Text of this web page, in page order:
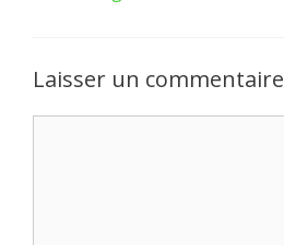
Laisser un commentaire